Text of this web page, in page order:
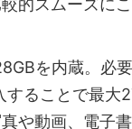
的スムーズにこ
を内蔵。必
することで最大
や動画、電子書